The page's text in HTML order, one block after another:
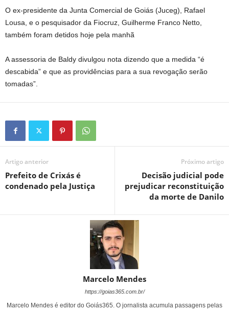
O ex-presidente da Junta Comercial de Goiás (Juceg), Rafael
Lousa, e o pesquisador da Fiocruz, Guilherme Franco Netto,
também foram detidos hoje pela manhã
A assessoria de Baldy divulgou nota dizendo que a medida “é
descabida” e que as providências para a sua revogação serão
tomadas”.
Artigo anterior
Prefeito de Crixás é
condenado pela Justiça
Próximo artigo
Decisão judicial pode
prejudicar reconstituição
da morte de Danilo
Marcelo Mendes
https://goias365.com.br/
Marcelo Mendes é editor do Goiás365. O jornalista acumula passagens pelas